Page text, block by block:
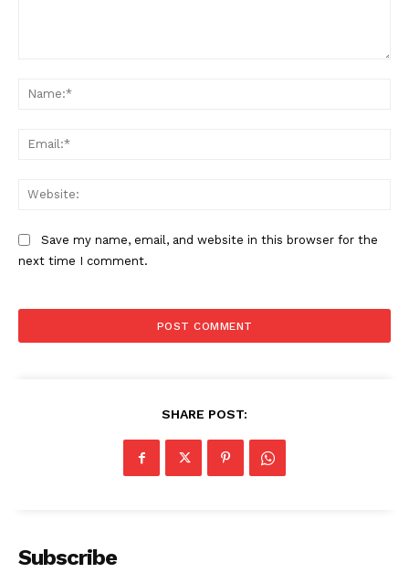
Save my name, email, and website in this browser for the
next time I comment.
SHARE POST:
Subscribe